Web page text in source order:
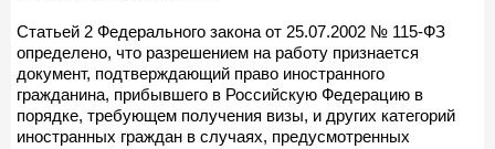
Статьей 2 Федерального закона от 25.07.2002 № 115-ФЗ
определено, что разрешением на работу признается
документ, подтверждающий право иностранного
гражданина, прибывшего в Российскую Федерацию в
порядке, требующем получения визы, и других категорий
иностранных граждан в случаях, предусмотренных